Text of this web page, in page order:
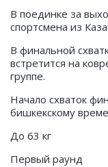
В поединке за
спортсмена из
В финальной
встретится на
группе.
Начало схваток
бишкекскому
До 63 кг
Первый раунд